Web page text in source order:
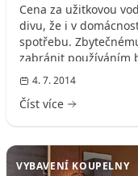
Cena za užitkovou
divu, že i v
spotřebu.
zabránit používáním
totiž odpustí pouze
4. 7. 2014
Číst více
VYBAVENÍ KOUPELNY